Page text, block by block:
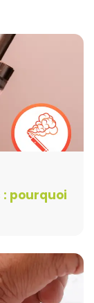
pourquoi